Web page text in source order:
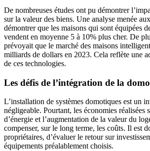
De nombreuses études ont pu démontrer
sur la valeur des biens. Une analyse menée
démontrer que les maisons qui sont équipées
vendent en moyenne 5 à 10% plus cher. De
prévoyait que le marché des maisons
milliards de dollars en 2023. Cela reflète une
de ces technologies.
Les défis de l’intégration de la
L’installation de systèmes domotiques est un
négligeable. Pourtant, les économies réalisées
d’énergie et l’augmentation de la valeur du
compenser, sur le long terme, les coûts. Il est
propriétaires, d’évaluer le retour sur
équipements préalablement choisis.